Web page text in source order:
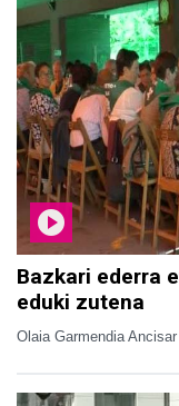
Bazkari ederra
eduki zutena
Olaia Garmendia Ancisar